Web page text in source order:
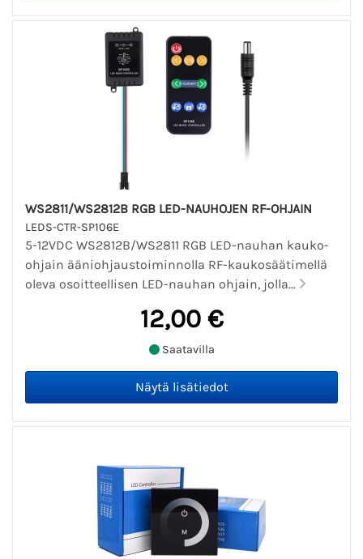
WS2811/WS2812B RGB LED-NAUHOJEN RF-OHJAIN
LEDS-CTR-SP106E
5-12VDC WS2812B/WS2811 RGB LED-nauhan kauko-
ohjain ääniohjaustoiminnolla RF-kaukosäätimellä
oleva osoitteellisen LED-nauhan ohjain, jolla...
12,00 €
Saatavilla